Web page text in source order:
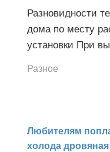
Разновидности
дома по месту
установки При
Разное
Любителям
холода